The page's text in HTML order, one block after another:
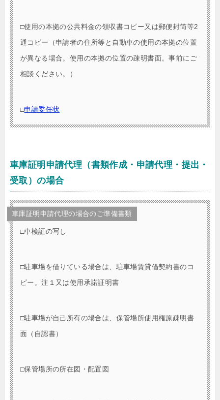
□使用の本拠の公共料金の領収書コピー又は郵便封筒等2
通コピー（申請者の住所等と自動車の使用の本拠の位置
が異なる場合。使用の本拠の位置の疎明書面。事前にご
相談ください。）
□申請委任状
車庫証明申請代理（書類作成・申請代理・提出・
受取）の場合
車庫証明申請代理の場合のご準備書類
□車検証の写し
□駐車場を借りている場合は、駐車場賃貸借契約書のコ
ピー。注１又は使用承諾証明書
□駐車場が自己所有の場合は、保管場所使用権原疎明書
面（自認書）
□保管場所の所在図・配置図